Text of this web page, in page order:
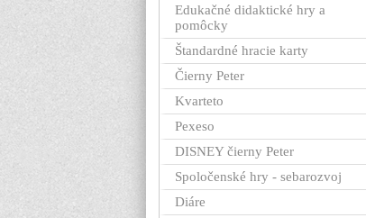
Edukačné didaktické hry a
pomôcky
Štandardné hracie karty
Čierny Peter
Kvarteto
Pexeso
DISNEY čierny Peter
Spoločenské hry - sebarozvoj
Diáre